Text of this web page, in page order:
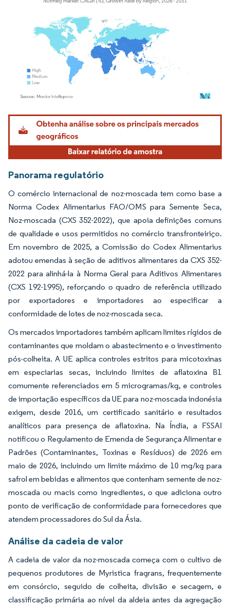
Imagem © Mordor Intelligence. O reuso requer atribuição conforme CC BY 4.0.
Panorama regulatório
O comércio internacional de noz-moscada tem como base a
Norma Codex Alimentarius FAO/OMS para Semente Seca,
Noz-moscada (CXS 352-2022), que apoia definições comuns
de qualidade e usos permitidos no comércio transfronteiriço.
Em novembro de 2025, a Comissão do Codex Alimentarius
adotou emendas à seção de aditivos alimentares da CXS 352-
2022 para alinhá-la à Norma Geral para Aditivos Alimentares
(CXS 192-1995), reforçando o quadro de referência utilizado
por exportadores e importadores ao especificar a
conformidade de lotes de noz-moscada seca.
Os mercados importadores também aplicam limites rígidos de
contaminantes que moldam o abastecimento e o investimento
pós-colheita. A UE aplica controles estritos para micotoxinas
em especiarias secas, incluindo limites de aflatoxina B1
comumente referenciados em 5 microgramas/kg, e controles
de importação específicos da UE para noz-moscada indonésia
exigem, desde 2016, um certificado sanitário e resultados
analíticos para presença de aflatoxina. Na Índia, a FSSAI
notificou o Regulamento de Emenda de Segurança Alimentar e
Padrões (Contaminantes, Toxinas e Resíduos) de 2026 em
maio de 2026, incluindo um limite máximo de 10 mg/kg para
safrol em bebidas e alimentos que contenham semente de noz-
moscada ou macis como ingredientes, o que adiciona outro
ponto de verificação de conformidade para fornecedores que
atendem processadores do Sul da Ásia.
Análise da cadeia de valor
A cadeia de valor da noz-moscada começa com o cultivo de
pequenos produtores de Myristica fragrans, frequentemente
em consórcio, seguido de colheita, divisão e secagem, e
classificação primária ao nível da aldeia antes da agregação